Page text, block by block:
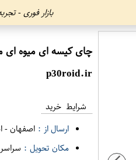
بازار فوری -
چای کیسه ای میوه ای مدل هلو
p30roid.ir
شرایط خرید
ارسال از : اصفهان-
مکان تحویل :